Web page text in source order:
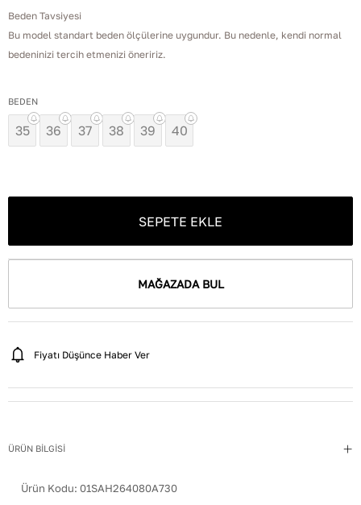
Beden Tavsiyesi
Bu model standart beden ölçülerine uygundur. Bu nedenle, kendi normal
bedeninizi tercih etmenizi öneririz.
BEDEN
35 36 37 38 39 40
SEPETE EKLE
MAĞAZADA BUL
Fiyatı Düşünce Haber Ver
ÜRÜN BİLGİSİ
Ürün Kodu: 01SAH264080A730